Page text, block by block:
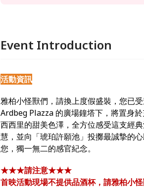
Event Introduction
活動資訊
雅柏小怪獸們，請換上度假盛裝，您已
Ardbeg Plazza 的廣場鐘塔下，將置身
西西里的甜美色澤，全方位感受這支經
慧，並向「琥珀許願池」投擲最誠摯的
您，獨一無二的感官紀念。
★★★請注意★★★
首映活動現場不提供品酒杯，請雅柏小